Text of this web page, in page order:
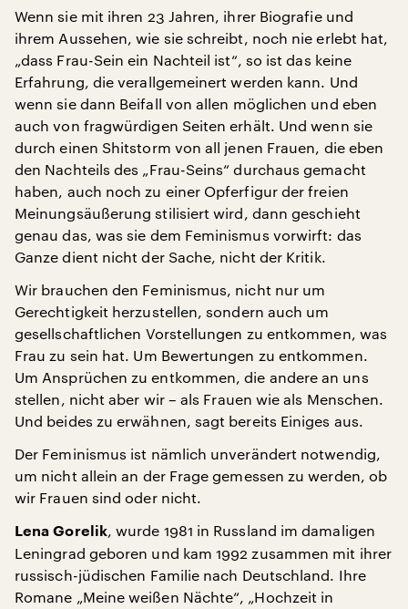
Wenn sie mit ihren 23 Jahren, ihrer Biografie und
ihrem Aussehen, wie sie schreibt, noch nie erlebt hat,
„dass Frau-Sein ein Nachteil ist“, so ist das keine
Erfahrung, die verallgemeinert werden kann. Und
wenn sie dann Beifall von allen möglichen und eben
auch von fragwürdigen Seiten erhält. Und wenn sie
durch einen Shitstorm von all jenen Frauen, die eben
den Nachteils des „Frau-Seins“ durchaus gemacht
haben, auch noch zu einer Opferfigur der freien
Meinungsäußerung stilisiert wird, dann geschieht
genau das, was sie dem Feminismus vorwirft: das
Ganze dient nicht der Sache, nicht der Kritik.
Wir brauchen den Feminismus, nicht nur um
Gerechtigkeit herzustellen, sondern auch um
gesellschaftlichen Vorstellungen zu entkommen, was
Frau zu sein hat. Um Bewertungen zu entkommen.
Um Ansprüchen zu entkommen, die andere an uns
stellen, nicht aber wir – als Frauen wie als Menschen.
Und beides zu erwähnen, sagt bereits Einiges aus.
Der Feminismus ist nämlich unverändert notwendig,
um nicht allein an der Frage gemessen zu werden, ob
wir Frauen sind oder nicht.
Lena Gorelik, wurde 1981 in Russland im damaligen
Leningrad geboren und kam 1992 zusammen mit ihrer
russisch-jüdischen Familie nach Deutschland. Ihre
Romane „Meine weißen Nächte“, „Hochzeit in